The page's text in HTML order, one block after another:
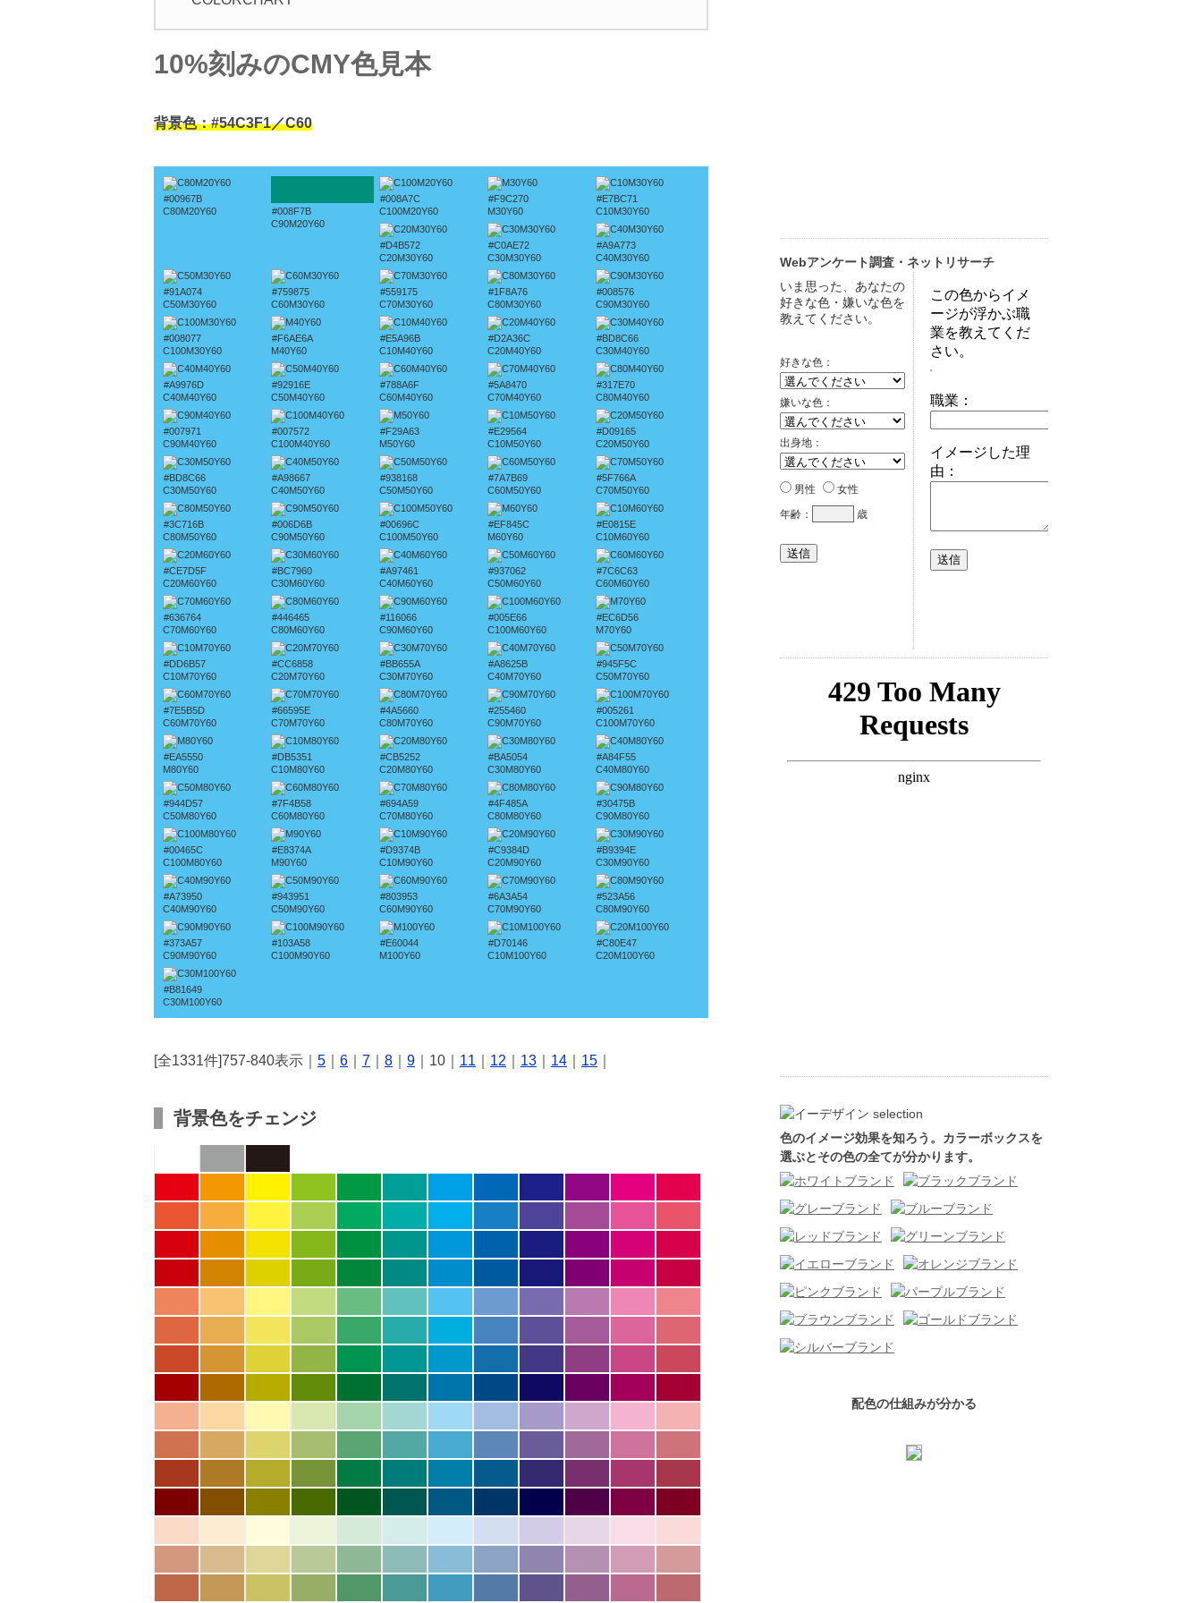
10%刻みのCMY色見本
背景色：#54C3F1／C60
#00967B
C80M20Y60
#008F7B
C90M20Y60
#008A7C
C100M20Y60
#F9C270
M30Y60
#E7BC71
C10M30Y60
#D4B572
C20M30Y60
#C0AE72
C30M30Y60
#A9A773
C40M30Y60
#91A074
C50M30Y60
#759875
C60M30Y60
#559175
C70M30Y60
#1F8A76
C80M30Y60
#008576
C90M30Y60
#008077
C100M30Y60
#F6AE6A
M40Y60
#E5A96B
C10M40Y60
#D2A36C
C20M40Y60
#BD8C66
C30M40Y60
#A9976D
C40M40Y60
#92916E
C50M40Y60
#788A6F
C60M40Y60
#5A8470
C70M40Y60
#317E70
C80M40Y60
#007971
C90M40Y60
#007572
C100M40Y60
#F29A63
M50Y60
#E29564
C10M50Y60
#D09165
C20M50Y60
#BD8C66
C30M50Y60
#A98667
C40M50Y60
#938168
C50M50Y60
#7A7B69
C60M50Y60
#5F766A
C70M50Y60
#3C716B
C80M50Y60
#006D6B
C90M50Y60
#00696C
C100M50Y60
#EF845C
M60Y60
#E0815E
C10M60Y60
#CE7D5F
C20M60Y60
#BC7960
C30M60Y60
#A97461
C40M60Y60
#937062
C50M60Y60
#7C6C63
C60M60Y60
#636764
C70M60Y60
#446465
C80M60Y60
#116066
C90M60Y60
#005E66
C100M60Y60
#EC6D56
M70Y60
#DD6B57
C10M70Y60
#CC6858
C20M70Y60
#BB655A
C30M70Y60
#A8625B
C40M70Y60
#945F5C
C50M70Y60
#7E5B5D
C60M70Y60
#66595E
C70M70Y60
#4A5660
C80M70Y60
#255460
C90M70Y60
#005261
C100M70Y60
#EA5550
M80Y60
#DB5351
C10M80Y60
#CB5252
C20M80Y60
#BA5054
C30M80Y60
#A84F55
C40M80Y60
#944D57
C50M80Y60
#7F4B58
C60M80Y60
#694A59
C70M80Y60
#4F485A
C80M80Y60
#30475B
C90M80Y60
#00465C
C100M80Y60
#E8374A
M90Y60
#D9374B
C10M90Y60
#C9384D
C20M90Y60
#B9394E
C30M90Y60
#A73950
C40M90Y60
#943951
C50M90Y60
#803953
C60M90Y60
#6A3A54
C70M90Y60
#523A56
C80M90Y60
#373A57
C90M90Y60
#103A58
C100M90Y60
#E60044
M100Y60
#D70146
C10M100Y60
#C80E47
C20M100Y60
#B81649
C30M100Y60
[全1331件]757-840表示｜ 5 6 7 8 9 ｜10｜ 11 12 13 14 15
背景色をチェンジ
Webアンケート調査・ネットリサーチ
色のイメージ効果を知ろう。カラーボックスを
選ぶとその色の全てが分かります。
配色の仕組みが分かる